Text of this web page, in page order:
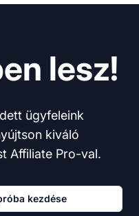
lesz!
ügyfeleink
kiváló
Affiliate Pro-val.
kezdése